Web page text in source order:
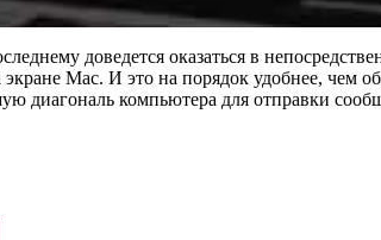
доведется оказаться в
Mac. И это на порядок удобнее, чем
диагональ компьютера для отправки